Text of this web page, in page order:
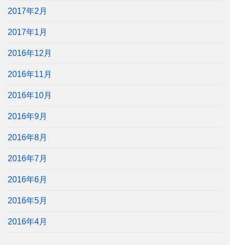
2017年2月
2017年1月
2016年12月
2016年11月
2016年10月
2016年9月
2016年8月
2016年7月
2016年6月
2016年5月
2016年4月